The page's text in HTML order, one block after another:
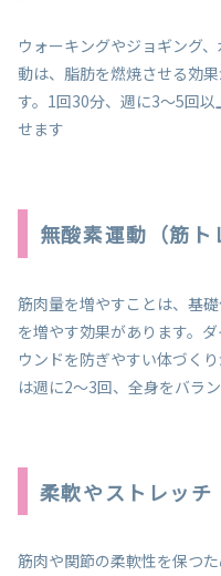
ウォーキングやジョギング
動は、脂肪を燃焼させる効
す。1回30分、週に3～5回
せます
無酸素運動（筋ト
筋肉量を増やすことは、基
を増やす効果があります。
ウンドを防ぎやすい体づく
は週に2～3回、全身をバラ
柔軟やストレッチ
筋肉や関節の柔軟性を保つ